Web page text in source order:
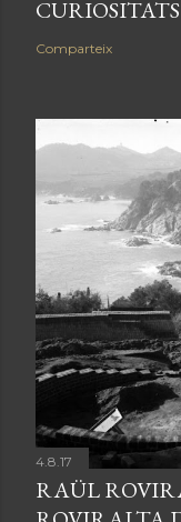
Comparteix
4.8.17
RAÜL